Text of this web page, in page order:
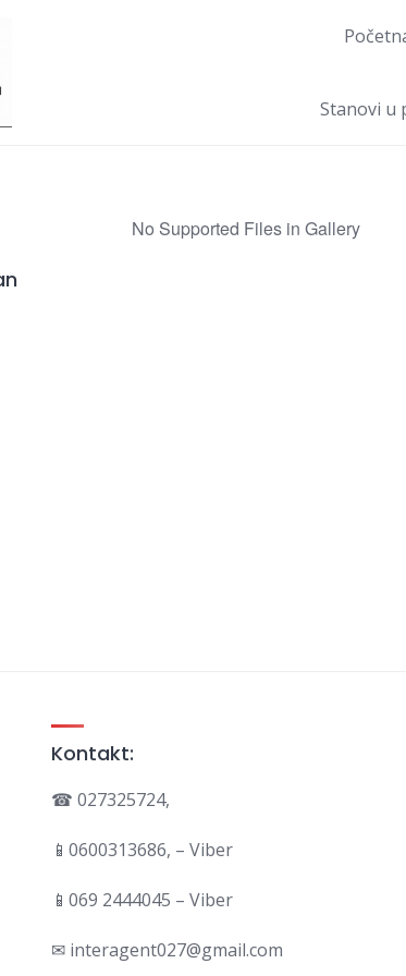
Stanovi u
No Supported Files in Gallery
Kontakt:
☎ 027325724,
📱0600313686, – Viber
📱069 2444045 – Viber
✉ interagent027@gmail.com